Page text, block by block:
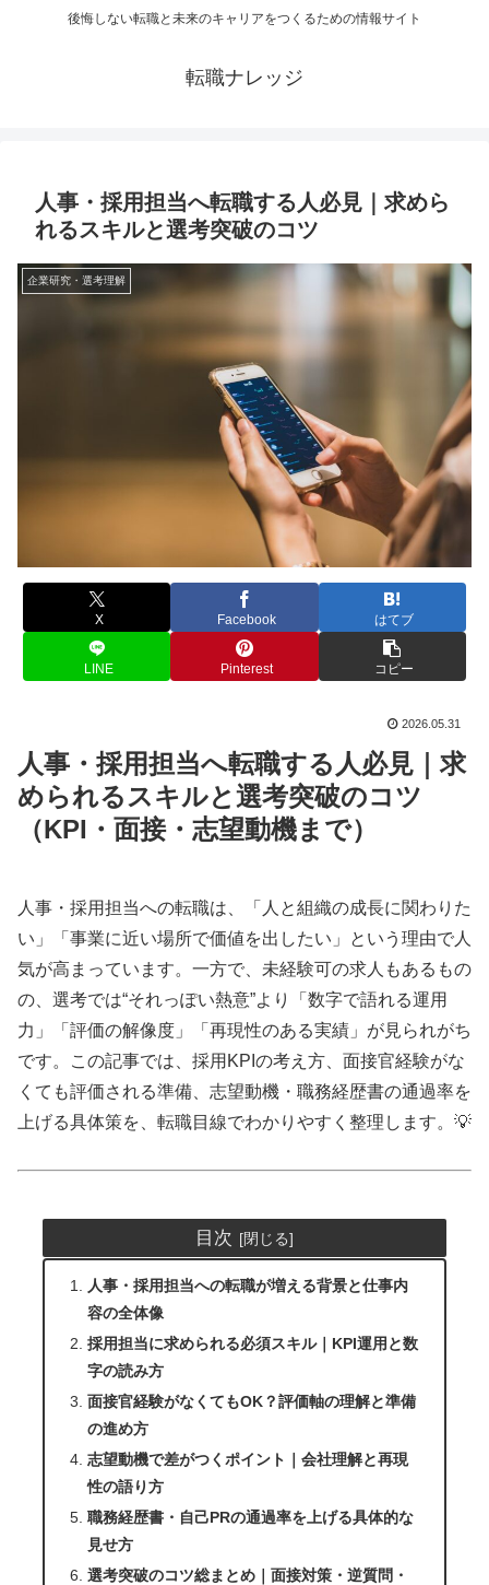
後悔しない転職と未来のキャリアをつくるための情報サイト
転職ナレッジ
人事・採用担当へ転職する人必見｜求めら
れるスキルと選考突破のコツ
企業研究・選考理解
X Facebook はてブ
LINE Pinterest コピー
2026.05.31
人事・採用担当へ転職する人必見｜求
められるスキルと選考突破のコツ
（KPI・面接・志望動機まで）
人事・採用担当への転職は、「人と組織の成長に関わりた
い」「事業に近い場所で価値を出したい」という理由で人
気が高まっています。一方で、未経験可の求人もあるもの
の、選考では“それっぽい熱意”より「数字で語れる運用
力」「評価の解像度」「再現性のある実績」が見られがち
です。この記事では、採用KPIの考え方、面接官経験がな
くても評価される準備、志望動機・職務経歴書の通過率を
上げる具体策を、転職目線でわかりやすく整理します。💡
目次
人事・採用担当への転職が増える背景と仕事内
容の全体像
採用担当に求められる必須スキル｜KPI運用と数
字の読み方
面接官経験がなくてもOK？評価軸の理解と準備
の進め方
志望動機で差がつくポイント｜会社理解と再現
性の語り方
職務経歴書・自己PRの通過率を上げる具体的な
見せ方
選考突破のコツ総まとめ｜面接対策・逆質問・